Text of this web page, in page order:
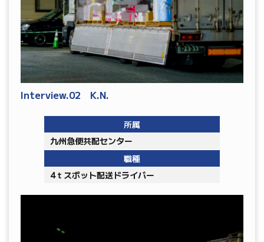
Interview.02 K.N.
所属
九州急便共配センター
職種
4ｔスポット配送ドライバー